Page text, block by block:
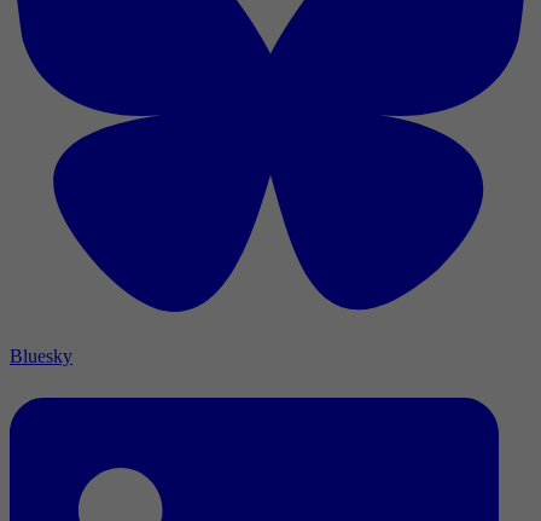
Bluesky